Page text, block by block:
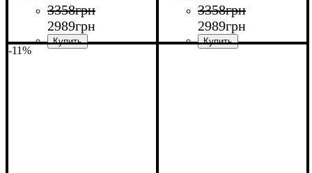
3358грн
2989грн
3358грн
2989грн
-11%